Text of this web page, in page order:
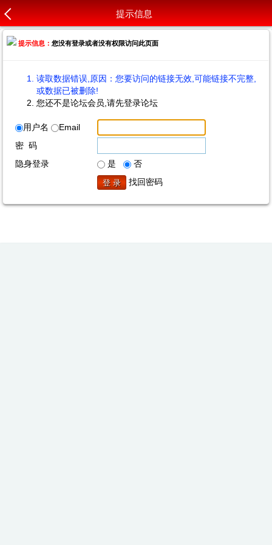
提示信息
提示信息：您没有登录或者没有权限访问此页面
读取数据错误,原因：您要访问的链接无效,可能链接不完整,
或数据已被删除!
您还不是论坛会员,请先登录论坛
用户名
Email
密 码
隐身登录
是
否
找回密码